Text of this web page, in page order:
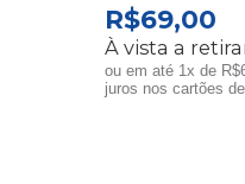
O
PREÇO
ORIGINAL
ERA:
R$69,00O
É:
À vista a
ou em até 1x de
juros nos cartões